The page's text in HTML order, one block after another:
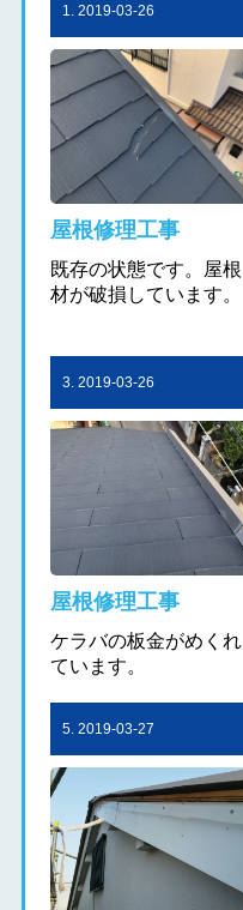
1. 2019-03-26
屋根修理工事
既存の状態です。屋根
材が破損しています。
3. 2019-03-26
屋根修理工事
ケラバの板金がめくれ
ています。
5. 2019-03-27